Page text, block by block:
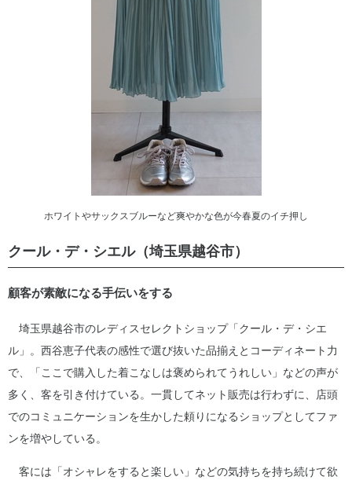
ホワイトやサックスブルーなど爽やかな色が今春夏のイチ押し
クール・デ・シエル（埼玉県越谷市）
顧客が素敵になる手伝いをする
埼玉県越谷市のレディスセレクトショップ「クール・デ・シエ
ル」。西谷恵子代表の感性で選び抜いた品揃えとコーディネート力
で、「ここで購入した着こなしは褒められてうれしい」などの声が
多く、客を引き付けている。一貫してネット販売は行わずに、店頭
でのコミュニケーションを生かした頼りになるショップとしてファ
ンを増やしている。
客には「オシャレをすると楽しい」などの気持ちを持ち続けて欲